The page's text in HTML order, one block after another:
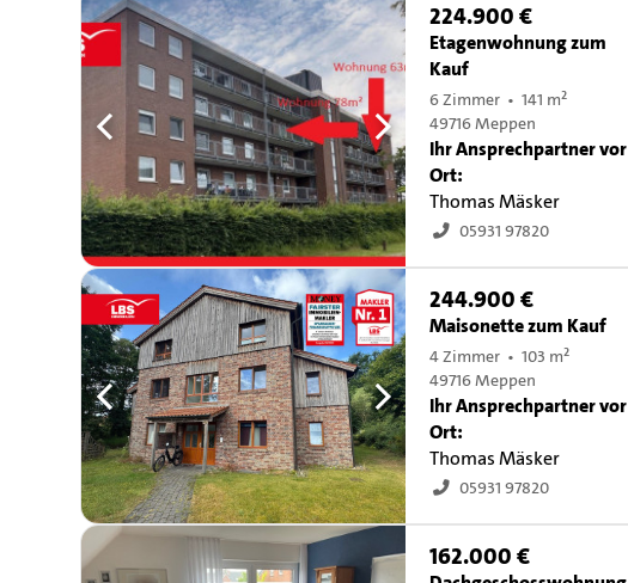
224.900 €
Etagenwohnung zum
Kauf
6 Zimmer • 141 m²
49716 Meppen
Ihr Ansprechpartner vor
Ort:
Thomas Mäsker
05931 97820
244.900 €
Maisonette zum Kauf
4 Zimmer • 103 m²
49716 Meppen
Ihr Ansprechpartner vor
Ort:
Thomas Mäsker
05931 97820
162.000 €